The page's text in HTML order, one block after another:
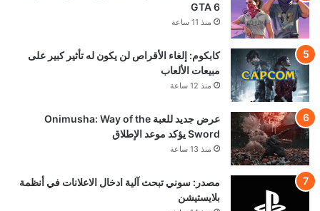
GTA 6
منذ 11 ساعة
كابكوم: إلغاء الأقراص لن يكون له تأثير كبير على
مبيعات الألعاب
منذ 12 ساعة
عرض جديد للعبة Onimusha: Way of the
Sword يؤكد موعد الإطلاق
منذ 13 ساعة
مصدر: سوني تبحث آلية ادخال الاعلانات في أنظمة
بلايستيشن